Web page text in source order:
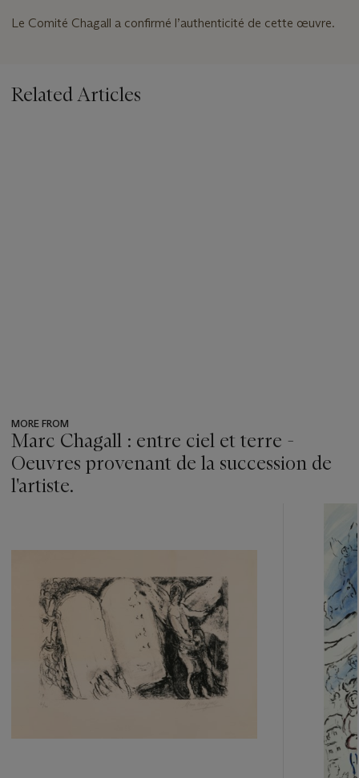
Le Comité Chagall a confirmé l’authenticité de cette œuvre.
Related Articles
MORE FROM
Marc Chagall : entre ciel et terre -
Oeuvres provenant de la succession de
l'artiste.